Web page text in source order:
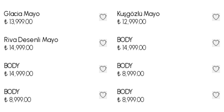
Glacia Mayo
₺ 13,999.00
Kuşgözlü Mayo
₺ 12,999.00
Riva Desenli Mayo
₺ 14,999.00
BODY
₺ 14,999.00
BODY
₺ 14,999.00
BODY
₺ 8,999.00
BODY
₺ 8,999.00
BODY
₺ 8,999.00